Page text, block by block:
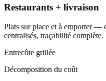
Restaurants + livraison
Plats sur place et à emporter —
centralisés, traçabilité complète.
Entrecôte grillée
Décomposition du coût